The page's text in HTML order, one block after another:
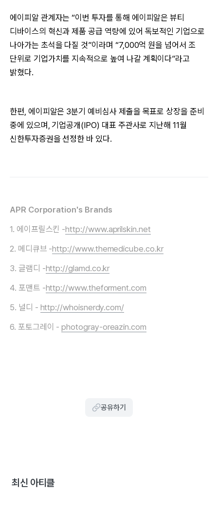
에이피알 관계자는 “이번 투자를 통해 에이피알은 뷰티
디바이스의 혁신과 제품 공급 역량에 있어 독보적인 기업으로
나아가는 초석을 다질 것”이라며 “7,000억 원을 넘어서 조
단위로 기업가치를 지속적으로 높여 나갈 계획이다”라고
밝혔다.
한편, 에이피알은 3분기 예비심사 제출을 목표로 상장을 준비
중에 있으며, 기업공개(IPO) 대표 주관사로 지난해 11월
신한투자증권을 선정한 바 있다.
APR Corporation's Brands
1. 에이프릴스킨 -http://www.aprilskin.net
2. 메디큐브 -http://www.themedicube.co.kr
3. 글램디 -http://glamd.co.kr
4. 포맨트 -http://www.theforment.com
5. 널디 - http://whoisnerdy.com/
6. 포토그레이 -photogray-oreazin.com
공유하기
최신 아티클